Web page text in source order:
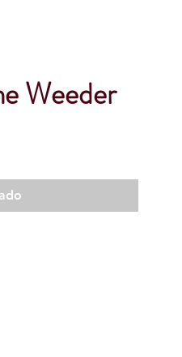
Weeder